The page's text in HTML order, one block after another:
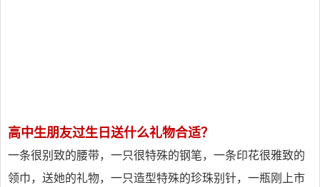
高中生朋友过生日送什么礼物合适？
一条很别致的腰带，一只很特殊的钢笔，一条印花很雅致的
领巾，送她的礼物，一只造型特殊的珍珠别针，一瓶刚上市